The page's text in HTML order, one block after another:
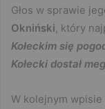
Głos w sprawie
Okniński, który
Kołeckim się
Kołecki dostał
W kolejnym wpisie